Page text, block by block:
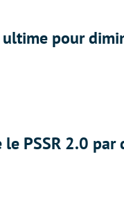
ultime pour
le PSSR 2.0